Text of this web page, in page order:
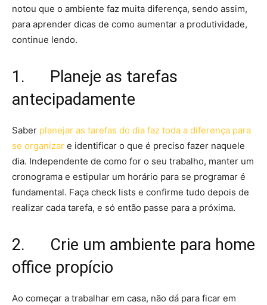
notou que o ambiente faz muita diferença, sendo assim,
para aprender dicas de como aumentar a produtividade,
continue lendo.
1. Planeje as tarefas
antecipadamente
Saber planejar as tarefas do dia faz toda a diferença para
se organizar e identificar o que é preciso fazer naquele
dia. Independente de como for o seu trabalho, manter um
cronograma e estipular um horário para se programar é
fundamental. Faça check lists e confirme tudo depois de
realizar cada tarefa, e só então passe para a próxima.
2. Crie um ambiente para home
office propício
Ao começar a trabalhar em casa, não dá para ficar em